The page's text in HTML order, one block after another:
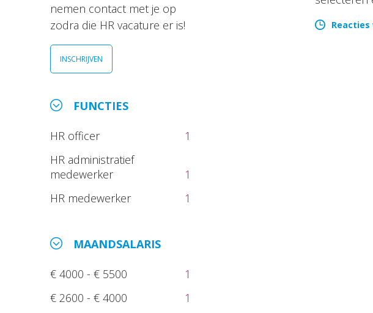
nemen contact met je op
zodra die HR vacature er is!
INSCHRIJVEN
FUNCTIES
HR officer
1
HR administratief
medewerker
1
HR medewerker
1
MAANDSALARIS
€ 4000 - € 5500
1
€ 2600 - € 4000
1